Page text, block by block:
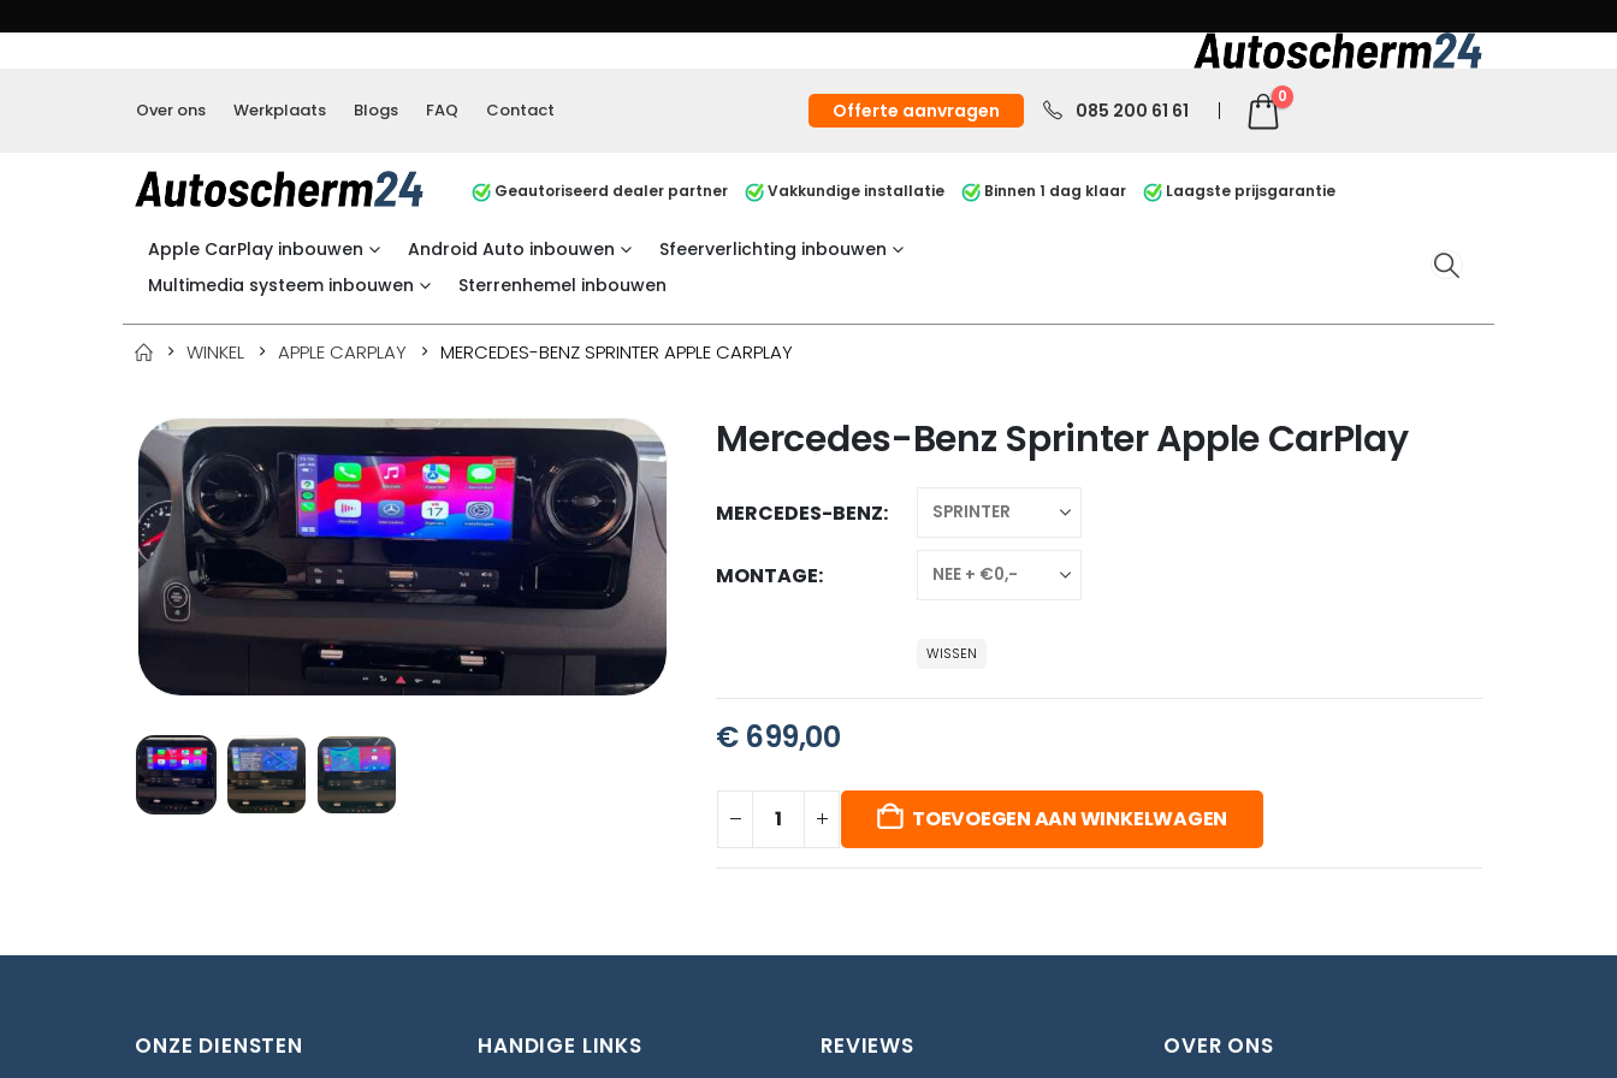
Over ons Werkplaats Blogs FAQ Contact Offerte aanvragen 085 200 61 61
0
Geautoriseerd dealer partner Vakkundige installatie Binnen 1 dag klaar Laagste prijsgarantie
Apple CarPlay inbouwen Android Auto inbouwen
Sfeerverlichting inbouwen
Multimedia systeem inbouwen
Sterrenhemel inbouwen
WINKEL APPLE CARPLAY MERCEDES-BENZ SPRINTER APPLE CARPLAY
Mercedes-Benz Sprinter Apple CarPlay
MERCEDES-BENZ
MONTAGE
WISSEN
€699,00
TOEVOEGEN AAN WINKELWAGEN
ONZE DIENSTEN HANDIGE LINKS REVIEWS OVER ONS